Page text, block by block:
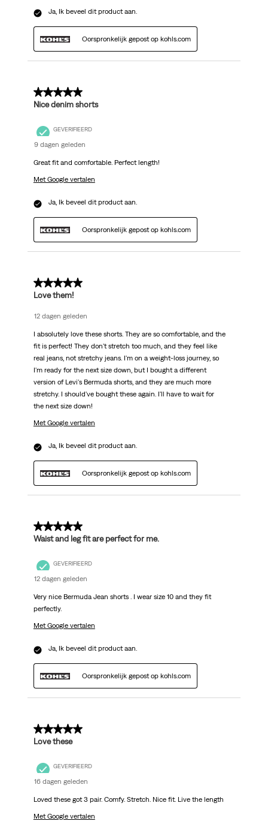
Ja, Ik beveel dit product aan.
Oorspronkelijk gepost op kohls.com
5 van 5 sterren.
Nice denim shorts
GEVERIFIEERD
9 dagen geleden
Great fit and comfortable. Perfect length!
Met Google vertalen
Ja, Ik beveel dit product aan.
Oorspronkelijk gepost op kohls.com
5 van 5 sterren.
Love them!
12 dagen geleden
I absolutely love these shorts. They are so comfortable, and the
fit is perfect! They don't stretch too much, and they feel like
real jeans, not stretchy jeans. I'm on a weight-loss journey, so
I'm ready for the next size down, but I bought a different
version of Levi's Bermuda shorts, and they are much more
stretchy. I should've bought these again. I'll have to wait for
the next size down!
Met Google vertalen
Ja, Ik beveel dit product aan.
Oorspronkelijk gepost op kohls.com
5 van 5 sterren.
Waist and leg fit are perfect for me.
GEVERIFIEERD
12 dagen geleden
Very nice Bermuda Jean shorts . I wear size 10 and they fit
perfectly.
Met Google vertalen
Ja, Ik beveel dit product aan.
Oorspronkelijk gepost op kohls.com
5 van 5 sterren.
Love these
GEVERIFIEERD
16 dagen geleden
Loved these got 3 pair. Comfy. Stretch. Nice fit. Live the length
Met Google vertalen